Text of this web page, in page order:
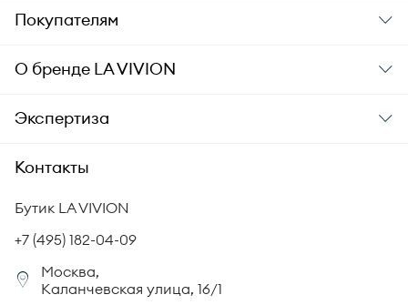
Подарки
Уход за украшениями
Аксессуары
Покупателям
Заказ и оплата
Гарантия подлинности
Комплект документов
Политика возврата
Сертификация бриллиантов
Юридическая информация
О бренде LA VIVION
О компании
СМИ о нас
Корпоративный портал
Экспертиза
Академия LA VIVION
Статьи
Контакты
Бутик LA VIVION
+7 (495) 182-04-09
Москва,
Каланчевская улица, 16/1